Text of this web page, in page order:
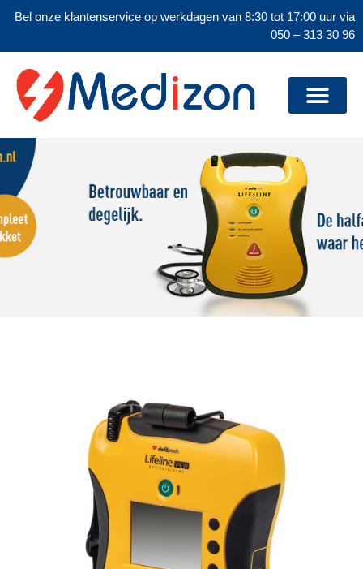
Bel onze klantenservice op werkdagen van 8:30 tot 17:00 uur via
050 – 313 30 96
Defibtech®
Lifeline™ - Halfautomatische AED